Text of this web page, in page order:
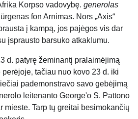
Korpso vadovybę. generolas
fon Arnimas. Nors „Axis“
į kampą, jos pajėgos vis dar
įsprausto barsuko atkaklumu.
d. patyrę žeminantį pralaimėjimą
tačiau nuo kovo 23 d. iki
pademonstravo savo gebėjimą
leitenanto George'o S. Pattono
mieste. Tarp tų greitai besimokančių